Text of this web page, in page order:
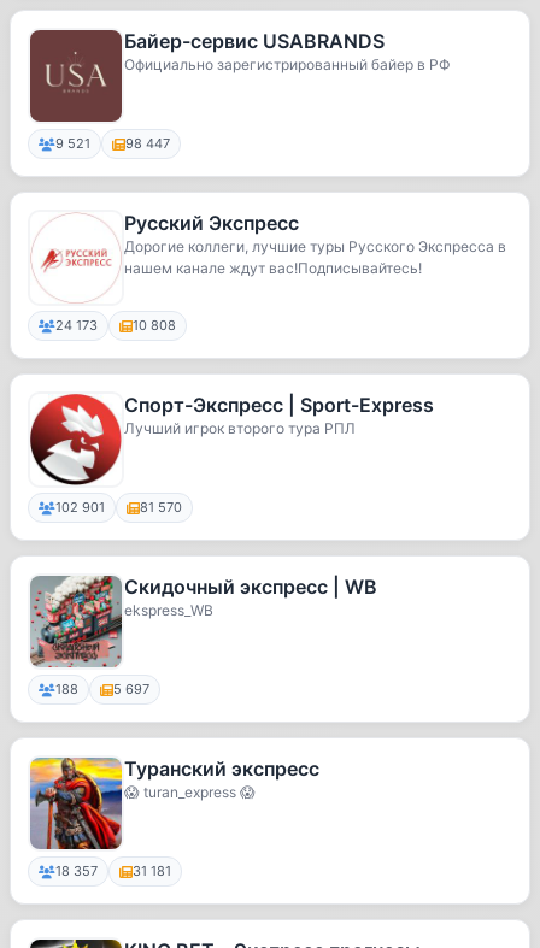
Байер-сервис USABRANDS
Официально зарегистрированный байер в РФ
9 521 98 447
Русский Экспресс
Дорогие коллеги, лучшие туры Русского Экспресса в
нашем канале ждут вас!Подписывайтесь!
24 173 10 808
Спорт-Экспресс | Sport-Express
Лучший игрок второго тура РПЛ
102 901 81 570
Скидочный экспресс | WB
ekspress_WB
188 5 697
Туранский экспресс
😱 turan_express 😱
18 357 31 181